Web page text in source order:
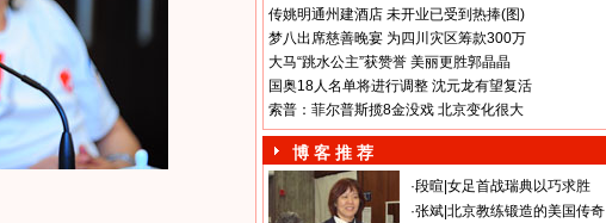
传姚明通州建酒店 未开业已受到热捧(图)
梦八出席慈善晚宴 为四川灾区筹款300万
大马“跳水公主”获赞誉 美丽更胜郭晶晶
国奥18人名单将进行调整 沈元龙有望复活
索普：菲尔普斯揽8金没戏 北京变化很大
博 客 推 荐
·段暄 女足首战瑞典以巧求胜
·张斌 北京教练锻造的美国传奇